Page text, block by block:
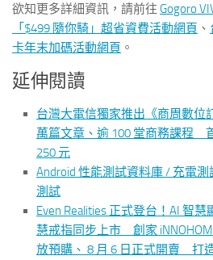
欲知更多詳細資訊，請前往 Gogoro
「$499 隨你騎」超省資費活動網頁 、
卡年末加碼活動網頁 。
延伸閱讀
台灣大電信獨家推出《商周數位
萬篇文章、逾 100 堂商務課程
250 元
Android 性能測試資料庫 / 充電
測試
Even Realities 正式登台！AI 智慧
慧戒指同步上市 創家
放預購、 8 月 6 日正式開賣 打